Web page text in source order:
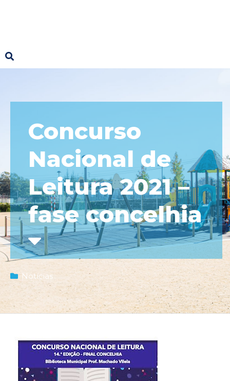
Concurso
Nacional de
Leitura 2021 –
fase concelhia
Notícias